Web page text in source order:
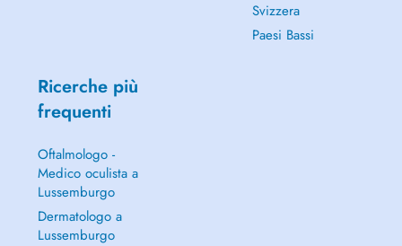
Svizzera
Paesi Bassi
Ricerche più
frequenti
Oftalmologo -
Medico oculista a
Lussemburgo
Dermatologo a
Lussemburgo